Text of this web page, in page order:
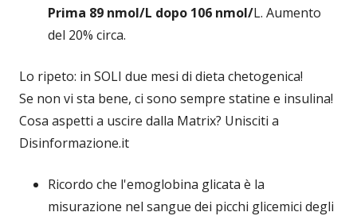
Prima 89 nmol/L dopo 106 nmol/L. Aumento
del 20% circa.
Lo ripeto: in SOLI due mesi di dieta chetogenica!
Se non vi sta bene, ci sono sempre statine e insulina!
Cosa aspetti a uscire dalla Matrix? Unisciti a
Disinformazione.it
Ricordo che l'emoglobina glicata è la
misurazione nel sangue dei picchi glicemici degli